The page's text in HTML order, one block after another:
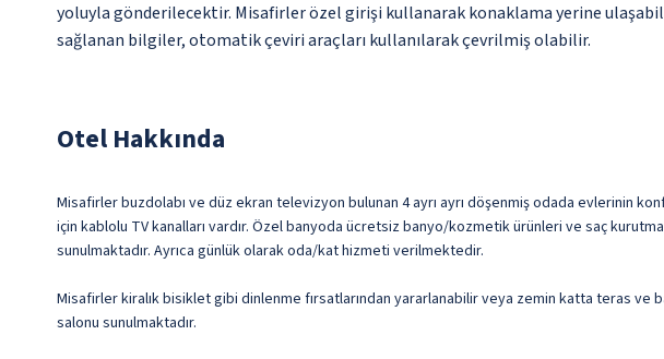
yoluyla gönderilecektir. Misafirler özel girişi kullanarak konaklama yerine
sağlanan bilgiler, otomatik çeviri araçları kullanılarak çevrilmiş olabilir.
Otel Hakkında
Misafirler buzdolabı ve düz ekran televizyon bulunan 4 ayrı ayrı döşenmiş odada evlerinin
için kablolu TV kanalları vardır. Özel banyoda ücretsiz banyo/kozmetik ürünleri ve saç
sunulmaktadır. Ayrıca günlük olarak oda/kat hizmeti verilmektedir.
Misafirler kiralık bisiklet gibi dinlenme fırsatlarından yararlanabilir veya zemin katta teras ve
salonu sunulmaktadır.